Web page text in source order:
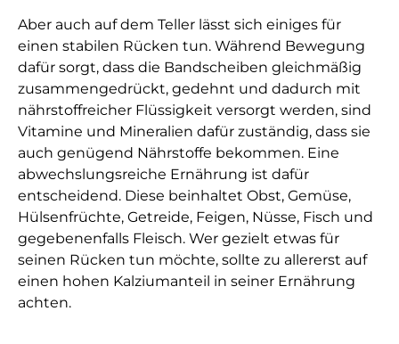
Aber auch auf dem Teller lässt sich einiges für
einen stabilen Rücken tun. Während Bewegung
dafür sorgt, dass die Bandscheiben gleichmäßig
zusammengedrückt, gedehnt und dadurch mit
nährstoffreicher Flüssigkeit versorgt werden, sind
Vitamine und Mineralien dafür zuständig, dass sie
auch genügend Nährstoffe bekommen. Eine
abwechslungsreiche Ernährung ist dafür
entscheidend. Diese beinhaltet Obst, Gemüse,
Hülsenfrüchte, Getreide, Feigen, Nüsse, Fisch und
gegebenenfalls Fleisch. Wer gezielt etwas für
seinen Rücken tun möchte, sollte zu allererst auf
einen hohen Kalziumanteil in seiner Ernährung
achten.